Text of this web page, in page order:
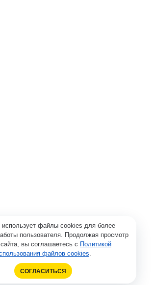
использует файлы cookies для более
пользователя. Продолжая просмотр
вы соглашаетесь с Политикой
файлов cookies.
СОГЛАСИТЬСЯ